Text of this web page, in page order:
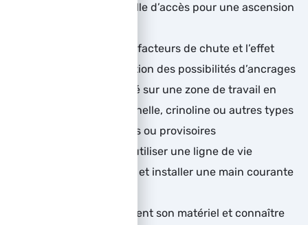
Sécuriser une échelle d’accès pour une ascension
Gérer les différents facteurs de chute et l’effet
pendulaire en fonction des possibilités d’ancrages
Accéder en sécurité sur une zone de travail en
hauteur par une échelle, crinoline ou autres types
d’accès permanents ou provisoires
Mettre en place et utiliser une ligne de vie
temporaire EN795B et installer une main courante
Contrôler visuellement son matériel et connaître